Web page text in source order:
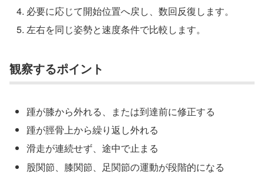
必要に応じて開始位置へ戻し、数回反復します。
左右を同じ姿勢と速度条件で比較します。
観察するポイント
踵が膝から外れる、または到達前に修正する
踵が脛骨上から繰り返し外れる
滑走が連続せず、途中で止まる
股関節、膝関節、足関節の運動が段階的になる